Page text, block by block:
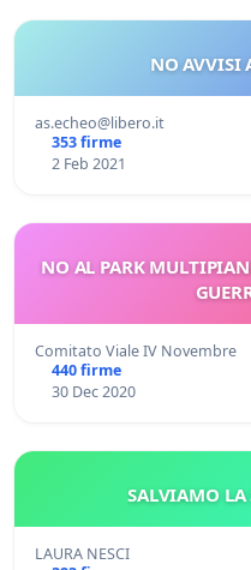
NO AVVISI
as.echeo@libero.it
353 firme
2 Feb 2021
NO AL PARK
Comitato Viale IV Novembre
440 firme
30 Dec 2020
SALVIAMO
LAURA NESCI